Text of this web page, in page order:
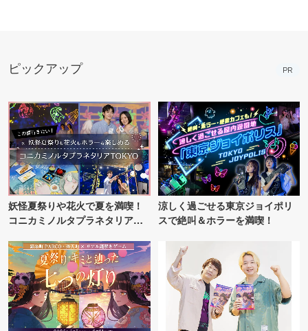
ピックアップ PR
妖怪夏祭りや花火で夏を満喫！
コニカミノルタプラネタリア
涼しく過ごせる東京ジョイポリ
スで絶叫＆ホラーを満喫！